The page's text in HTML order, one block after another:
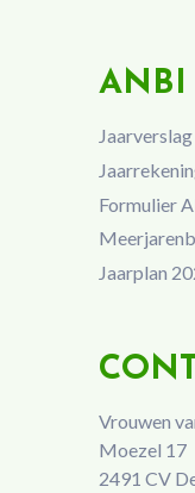
ANBI
Formulier
Jaarplan
Vrouwen
Moezel 17
2491 CV